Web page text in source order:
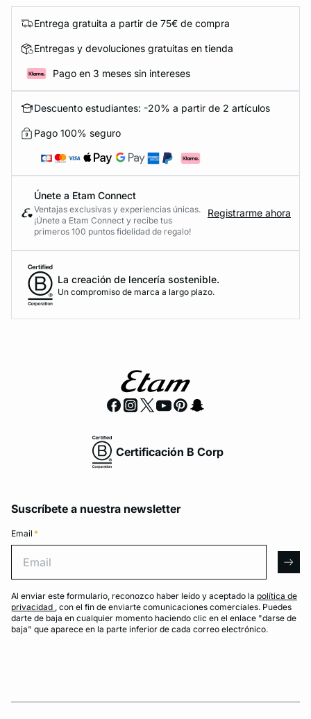
Entrega gratuita a partir de 75€ de compra
Entregas y devoluciones gratuitas en tienda
Pago en 3 meses sin intereses
Descuento estudiantes: -20% a partir de 2 artículos
Pago 100% seguro
Únete a Etam Connect
Ventajas exclusivas y experiencias únicas.
¡Únete a Etam Connect y recibe tus
primeros 100 puntos fidelidad de regalo!
Registrarme ahora
La creación de lencería sostenible.
Un compromiso de marca a largo plazo.
Certificación B Corp
Suscríbete a nuestra newsletter
Email *
Al enviar este formulario, reconozco haber leído y aceptado la política de
privacidad , con el fin de enviarte comunicaciones comerciales. Puedes
darte de baja en cualquier momento haciendo clic en el enlace "darse de
baja" que aparece en la parte inferior de cada correo electrónico.